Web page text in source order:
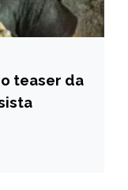
teaser da